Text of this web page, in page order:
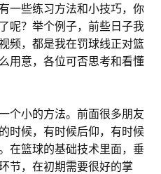
一些练习方法和小技巧，你
呢？举个例子，前些日子我
频，都是我在罚球线正对篮
用意，各位可否思考和看懂
个小的方法。前面很多朋友
时候，有时候后仰，有时候
在篮球的基础技术里面，垂
节，在初期需要很好的掌